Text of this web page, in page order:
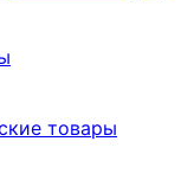
товары